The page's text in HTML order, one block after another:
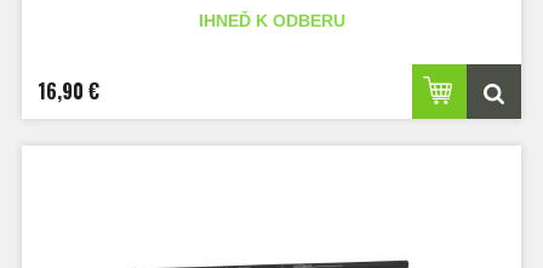
IHNEĎ K ODBERU
16,90 €